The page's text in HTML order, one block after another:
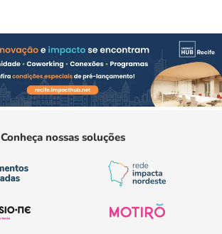
Conheça nossas soluções